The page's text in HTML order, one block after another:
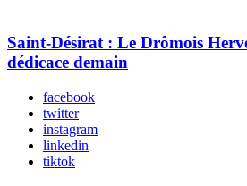
Saint-Désirat : Le Drômois
dédicace demain
facebook
twitter
instagram
linkedin
tiktok